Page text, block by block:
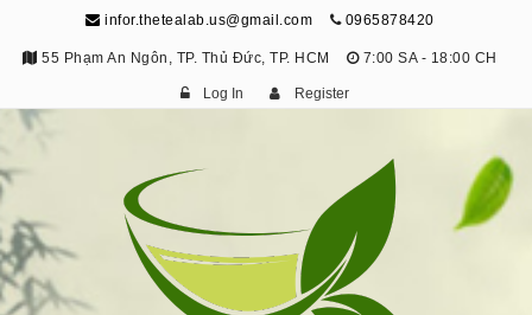
infor.thetealab.us@gmail.com 0965878420
55 Phạm An Ngôn, TP. Thủ Đức, TP. HCM 7:00 SA - 18:00 CH
Log In Register